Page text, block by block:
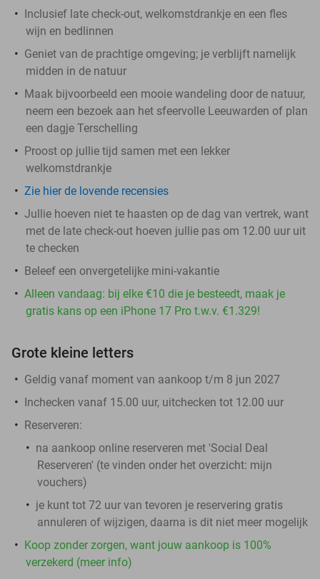
Inclusief late check-out, welkomstdrankje en een fles
wijn en bedlinnen
Geniet van de prachtige omgeving; je verblijft namelijk
midden in de natuur
Maak bijvoorbeeld een mooie wandeling door de natuur,
neem een bezoek aan het sfeervolle Leeuwarden of plan
een dagje Terschelling
Proost op jullie tijd samen met een lekker
welkomstdrankje
Zie hier de lovende recensies
Jullie hoeven niet te haasten op de dag van vertrek, want
met de late check-out hoeven jullie pas om 12.00 uur uit
te checken
Beleef een onvergetelijke mini-vakantie
Alleen vandaag: bij elke €10 die je besteedt, maak je
gratis kans op een iPhone 17 Pro t.w.v. €1.329!
Grote kleine letters
Geldig vanaf moment van aankoop t/m 8 jun 2027
Inchecken vanaf 15.00 uur, uitchecken tot 12.00 uur
Reserveren:
na aankoop online reserveren met 'Social Deal
Reserveren' (te vinden onder het overzicht: mijn
vouchers)
je kunt tot 72 uur van tevoren je reservering gratis
annuleren of wijzigen, daarna is dit niet meer mogelijk
Koop zonder zorgen, want jouw aankoop is 100%
verzekerd (meer info)